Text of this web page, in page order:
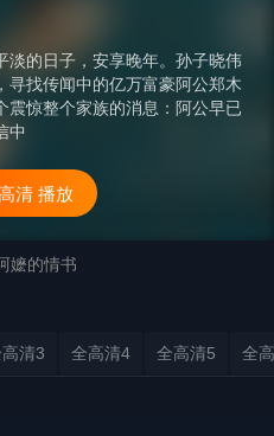
淡的日子，安享晚年。孙子晓伟
寻找传闻中的亿万富豪阿公郑木
震惊整个家族的消息：阿公早已
中
清 播放
嬷的情书
清3 全高清4 全高清5 全